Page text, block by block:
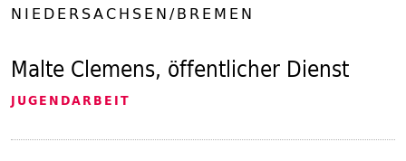
NIEDERSACHSEN/BREMEN
Malte Clemens, öffentlicher Dienst
JUGENDARBEIT